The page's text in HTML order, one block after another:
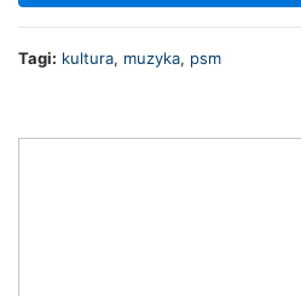
Tagi: kultura, muzyka, psm